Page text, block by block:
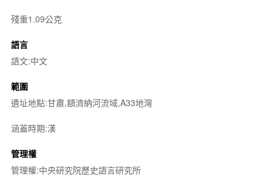
殘重1.09公克
語言
語文:中文
範圍
遺址地點:甘肅,額濟納河流域,A33地灣
涵蓋時期:漢
管理權
管理權:中央研究院歷史語言研究所